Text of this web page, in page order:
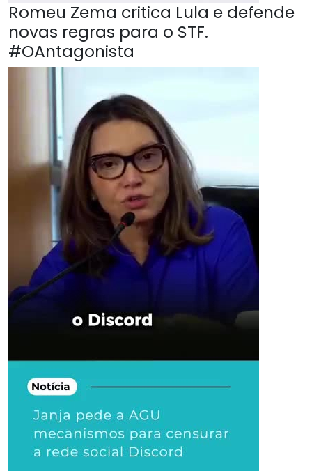
Romeu Zema critica Lula e defende
novas regras para o STF.
#OAntagonista